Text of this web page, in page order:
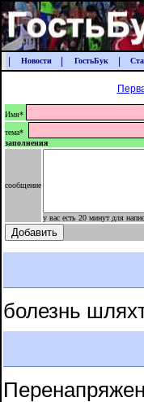
Новости ГостьБук
Имя*
тема*
заполнения
сообщение
у вас есть 20 минут для
болезнь